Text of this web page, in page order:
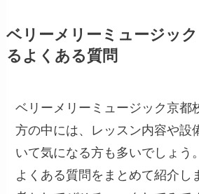
ベリーメリーミュージッ
るよくある質問
ベリーメリーミュージック京都
方の中には、レッスン内容や設
いて気になる方も多いでしょう
よくある質問をまとめて紹介し